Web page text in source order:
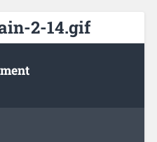
2-14.gif